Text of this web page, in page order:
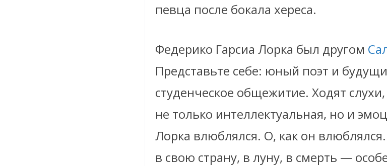
певца после бокала хереса.
Федерико Гарсиа Лорка был другом
Представьте себе: юный поэт и
студенческое общежитие. Ходят
не только интеллектуальная, но и
Лорка влюблялся. О, как он
в свою страну, в луну, в смерть —